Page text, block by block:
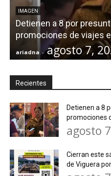
IMAGEN
Detienen a 8 por
promociones de viajes
ariadna - agosto 7,
Recientes
Detienen a 8
promociones
agosto
Cierran este
de Viguera por